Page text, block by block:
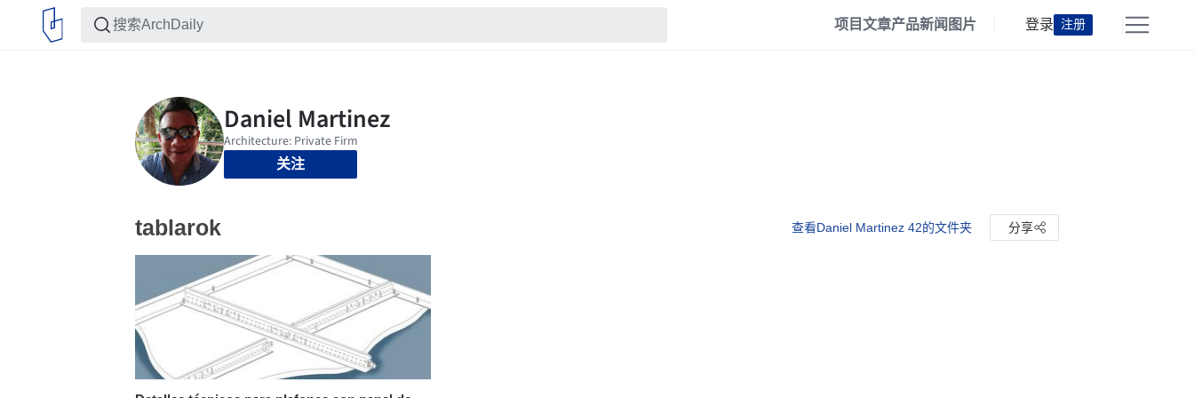
项目文章产品新闻 图片 登录 注册
关注
tablarok 查看Daniel Martinez 42的文件夹 分享